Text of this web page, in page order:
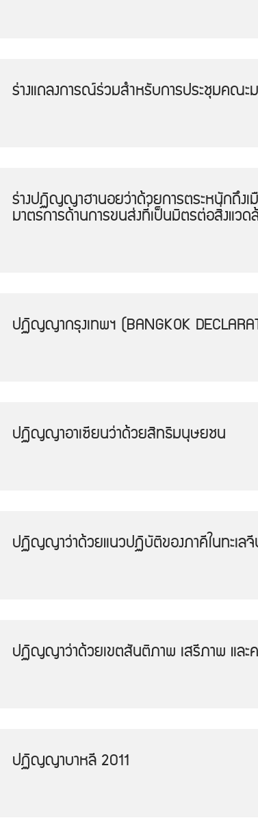
ร่างแถลงการณ์ร่วมสำหรับการประชุมคณ
ร่างปฏิญญาฮานอยว่าด้วยการตระหนักถึงเมื
มาตรการด้านการขนส่งที่เป็นมิตรต่อสิ่งแวด
ปฏิญญากรุงเทพฯ (BANGKOK
ปฏิญญาอาเซียนว่าด้วยสิทธิมนุษยชน
ปฏิญญาว่าด้วยแนวปฏิบัติของภาคีในทะเลจี
ปฏิญญาว่าด้วยเขตสันติภาพ เสรีภาพ และค
ปฏิญญาบาหลี 2011